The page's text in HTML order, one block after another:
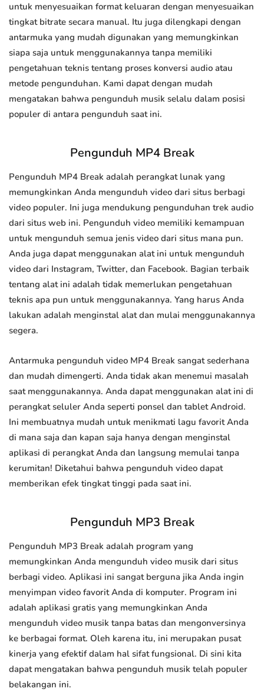
untuk menyesuaikan format keluaran dengan menyesuaikan
tingkat bitrate secara manual. Itu juga dilengkapi dengan
antarmuka yang mudah digunakan yang memungkinkan
siapa saja untuk menggunakannya tanpa memiliki
pengetahuan teknis tentang proses konversi audio atau
metode pengunduhan. Kami dapat dengan mudah
mengatakan bahwa pengunduh musik selalu dalam posisi
populer di antara pengunduh saat ini.
Pengunduh MP4 Break
Pengunduh MP4 Break adalah perangkat lunak yang
memungkinkan Anda mengunduh video dari situs berbagi
video populer. Ini juga mendukung pengunduhan trek audio
dari situs web ini. Pengunduh video memiliki kemampuan
untuk mengunduh semua jenis video dari situs mana pun.
Anda juga dapat menggunakan alat ini untuk mengunduh
video dari Instagram, Twitter, dan Facebook. Bagian terbaik
tentang alat ini adalah tidak memerlukan pengetahuan
teknis apa pun untuk menggunakannya. Yang harus Anda
lakukan adalah menginstal alat dan mulai menggunakannya
segera.
Antarmuka pengunduh video MP4 Break sangat sederhana
dan mudah dimengerti. Anda tidak akan menemui masalah
saat menggunakannya. Anda dapat menggunakan alat ini di
perangkat seluler Anda seperti ponsel dan tablet Android.
Ini membuatnya mudah untuk menikmati lagu favorit Anda
di mana saja dan kapan saja hanya dengan menginstal
aplikasi di perangkat Anda dan langsung memulai tanpa
kerumitan! Diketahui bahwa pengunduh video dapat
memberikan efek tingkat tinggi pada saat ini.
Pengunduh MP3 Break
Pengunduh MP3 Break adalah program yang
memungkinkan Anda mengunduh video musik dari situs
berbagi video. Aplikasi ini sangat berguna jika Anda ingin
menyimpan video favorit Anda di komputer. Program ini
adalah aplikasi gratis yang memungkinkan Anda
mengunduh video musik tanpa batas dan mengonversinya
ke berbagai format. Oleh karena itu, ini merupakan pusat
kinerja yang efektif dalam hal sifat fungsional. Di sini kita
dapat mengatakan bahwa pengunduh musik telah populer
belakangan ini.